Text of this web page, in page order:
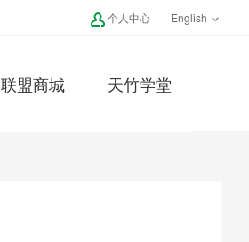
个人中心 English
联盟商城 天竹学堂